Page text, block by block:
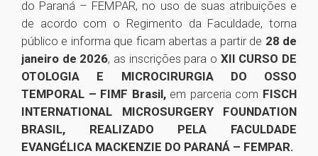
do Paraná – FEMPAR, no uso de suas atribuições e
de acordo com o Regimento da Faculdade, torna
público e informa que ficam abertas a partir de 28 de
janeiro de 2026, as inscrições para o XII CURSO DE
OTOLOGIA E MICROCIRURGIA DO OSSO
TEMPORAL – FIMF Brasil,em parceria com FISCH
INTERNATIONAL MICROSURGERY FOUNDATION
BRASIL, REALIZADO PELA FACULDADE
EVANGÉLICA MACKENZIE DO PARANÁ – FEMPAR.